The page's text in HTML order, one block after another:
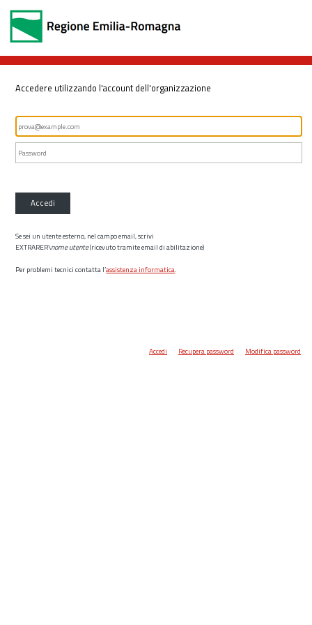
Accedere utilizzando l'account dell'organizzazione
Accedi
Se sei un utente esterno, nel campo email, scrivi
EXTRARER\nome utente(ricevuto tramite email di abilitazione)
Per problemi tecnici contatta l’assistenza informatica.
Accedi Recupera password Modifica password